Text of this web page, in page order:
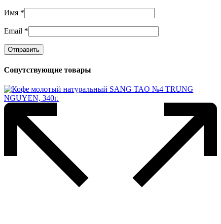
Имя *
Email *
Сопутствующие товары